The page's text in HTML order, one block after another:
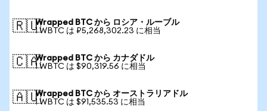
🇷🇺Wrapped BTC から ロシア・ルーブル
1 WBTC は ₽5,268,302.23 に相当
🇨🇦Wrapped BTC から カナダドル
1 WBTC は $90,319.56 に相当
🇦🇺Wrapped BTC から オーストラリアドル
1 WBTC は $91,535.53 に相当